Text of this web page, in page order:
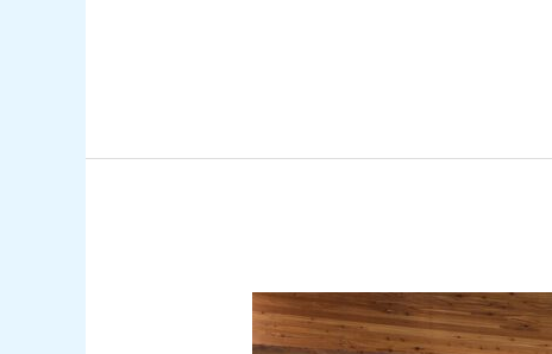
Vliegtickets